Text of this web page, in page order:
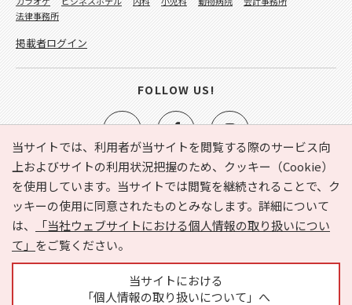
当サイトでは、利用者が当サイトを閲覧する際のサービス向
上およびサイトの利用状況把握のため、クッキー（Cookie）
を使用しています。当サイトでは閲覧を継続されることで、ク
ッキーの使用に同意されたものとみなします。詳細について
は、
「当社ウェブサイトにおける個人情報の取り扱いについ
て」 をご覧ください。
当サイトにおける
「個人情報の取り扱いについて」へ
e-NAVITA（イーナビタ）とは？ お気に入り
ヘルプ
利用規約
個人情報の取り扱いについて
運営会社
サイトマップ
広告掲載に関するお問い合わせ
法律事務所
掲載者ログイン
FOLLOW US!